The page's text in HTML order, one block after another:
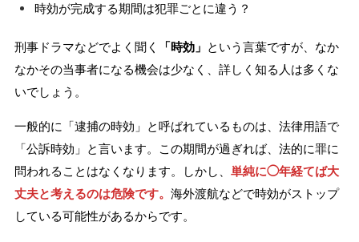
弁護士紹介
弁護士費用
解決実績
ご依頼者からのお手紙
時効が完成する期間は犯罪ごとに違う？
刑事ドラマなどでよく聞く 「時効」 という言葉ですが、なか
なかその当事者になる機会は少なく、詳しく知る人は多くな
いでしょう。
一般的に「逮捕の時効」と呼ばれているものは、法律用語で
「公訴時効」と言います。この期間が過ぎれば、法的に罪に
問われることはなくなります。しかし、 単純に◯年経てば大
丈夫と考えるのは危険です。 海外渡航などで時効がストップ
している可能性があるからです。